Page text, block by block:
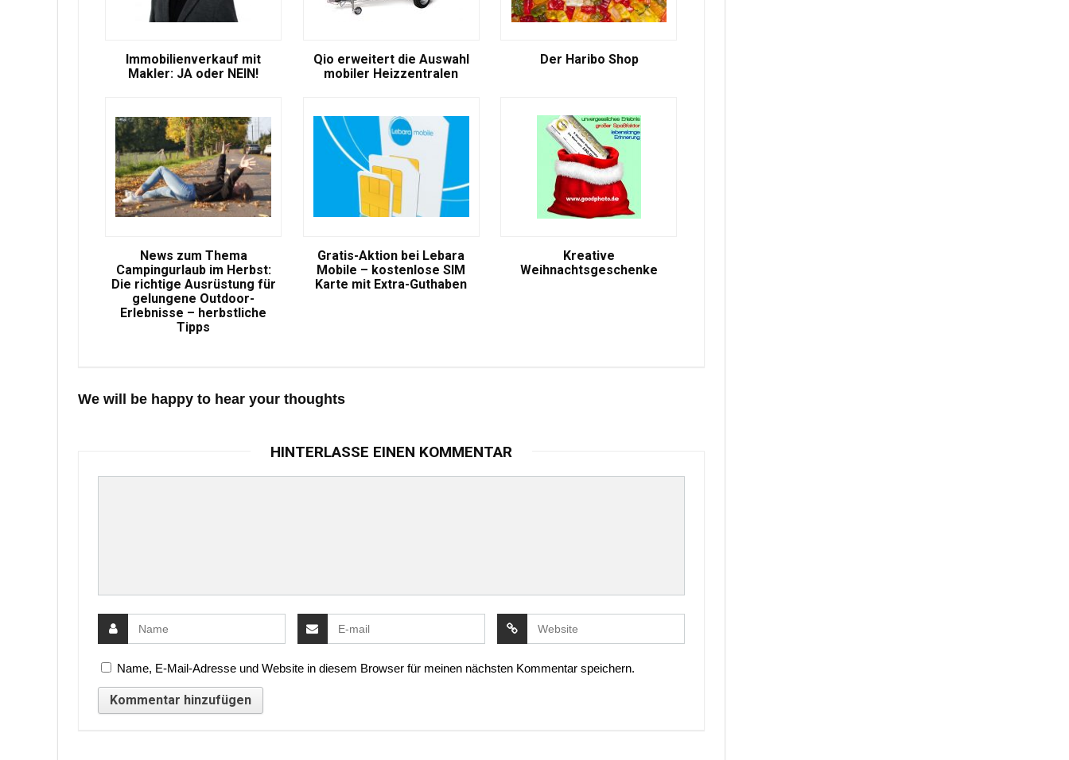
Immobilienverkauf mit
Makler: JA oder NEIN!
Qio erweitert die Auswahl
mobiler Heizzentralen
Der Haribo Shop
News zum Thema
Campingurlaub im Herbst:
Die richtige Ausrüstung für
gelungene Outdoor-
Erlebnisse – herbstliche
Tipps
Gratis-Aktion bei Lebara
Mobile – kostenlose SIM
Karte mit Extra-Guthaben
Kreative
Weihnachtsgeschenke
We will be happy to hear your thoughts
HINTERLASSE EINEN KOMMENTAR
Name, E-Mail-Adresse und Website in diesem Browser für meinen nächsten Kommentar speichern.